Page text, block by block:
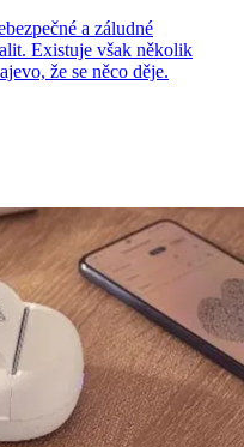
a záludné
Existuje však několik
že se něco děje.